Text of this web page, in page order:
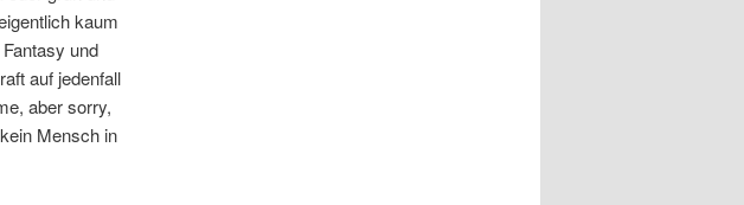
kaum
und
auf jedenfall
aber sorry,
Mensch in